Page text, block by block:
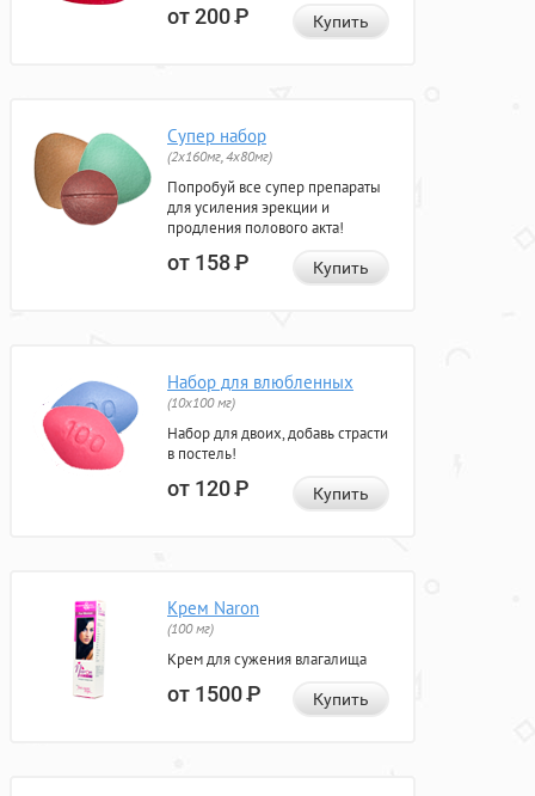
от 200Р Купить
Супер набор
(2х160мг, 4х80мг)
Попробуй все супер препараты
для усиления эрекции и
продления полового акта!
от 158Р Купить
Набор для влюбленных
(10х100 мг)
Набор для двоих, добавь страсти
в постель!
от 120Р Купить
Крем Naron
(100 мг)
Крем для сужения влагалища
от 1500Р Купить